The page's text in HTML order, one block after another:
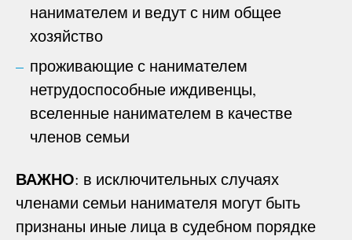
нанимателем и ведут с ним общее
хозяйство
проживающие с нанимателем
нетрудоспособные иждивенцы,
вселенные нанимателем в качестве
членов семьи
ВАЖНО: в исключительных случаях
членами семьи нанимателя могут быть
признаны иные лица в судебном порядке